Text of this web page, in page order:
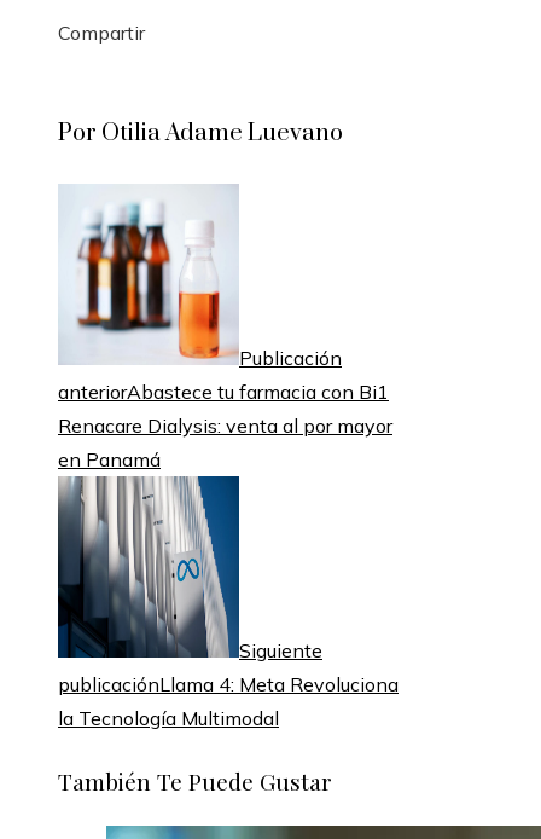
Compartir
Por Otilia Adame Luevano
Publicación
anteriorAbastece tu farmacia con Bi1
Renacare Dialysis: venta al por mayor
en Panamá
Siguiente
publicaciónLlama 4: Meta Revoluciona
la Tecnología Multimodal
También Te Puede Gustar